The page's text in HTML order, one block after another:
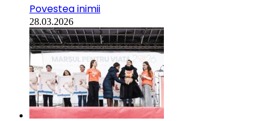
Povestea inimii
28.03.2026